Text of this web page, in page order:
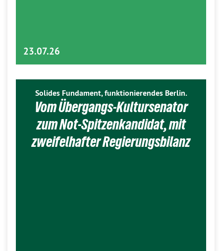
23.07.26
Solides Fundament, funktionierendes Berlin.
Vom Übergangs-Kultursenator
zum Not-Spitzenkandidat, mit
zweifelhafter Regierungsbilanz